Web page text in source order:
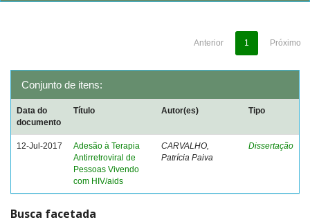
Anterior 1 Próximo
Conjunto de itens:
Data do
documento
Título Autor(es) Tipo
12-Jul-2017
Adesão à Terapia
Antirretroviral de
Pessoas Vivendo
com HIV/aids
CARVALHO,
Patrícia Paiva
Dissertação
Busca facetada